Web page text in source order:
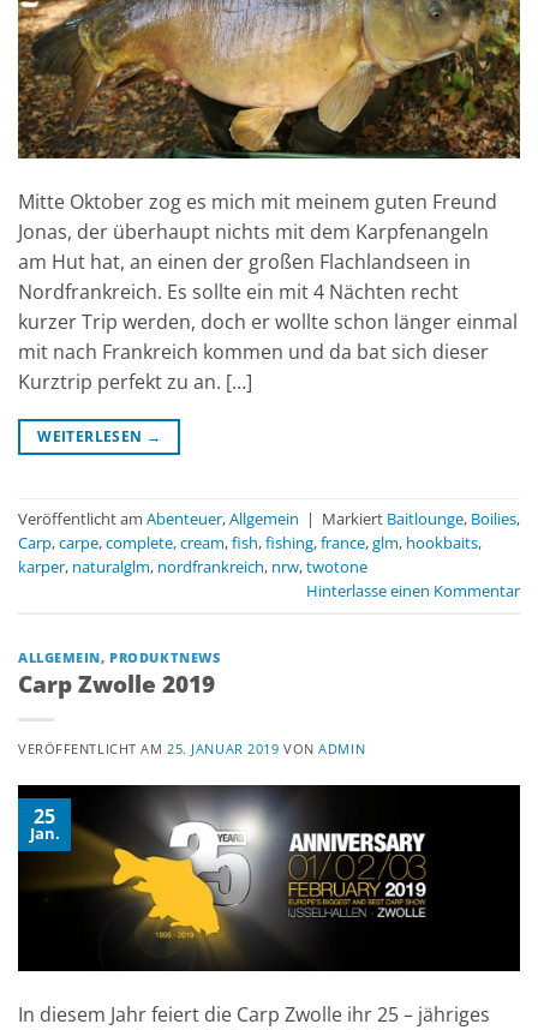
Mitte Oktober zog es mich mit meinem guten Freund
Jonas, der überhaupt nichts mit dem Karpfenangeln
am Hut hat, an einen der großen Flachlandseen in
Nordfrankreich. Es sollte ein mit 4 Nächten recht
kurzer Trip werden, doch er wollte schon länger einmal
mit nach Frankreich kommen und da bat sich dieser
Kurztrip perfekt zu an. […]
WEITERLESEN →
Veröffentlicht am Abenteuer,Allgemein | Markiert Baitlounge, Boilies,
Carp,carpe,complete,cream,fish,fishing,france,glm, hookbaits,
karper, naturalglm, nordfrankreich, nrw,twotone
Hinterlasse einen Kommentar
ALLGEMEIN,PRODUKTNEWS
Carp Zwolle 2019
VERÖFFENTLICHT AM25. JANUAR 2019 VONADMIN
25
Jan.
In diesem Jahr feiert die Carp Zwolle ihr 25 – jähriges